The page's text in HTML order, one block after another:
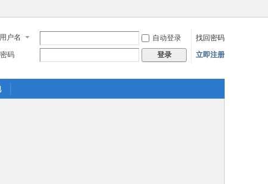
用户名 自动登录
找回密码
密码
登录 立即注册